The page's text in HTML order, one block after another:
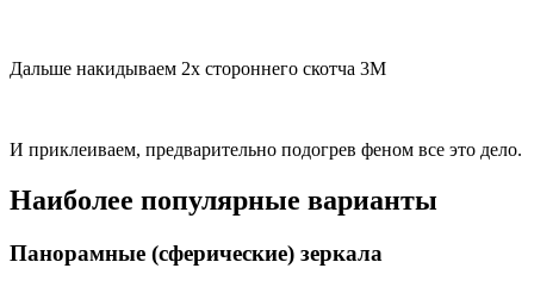
Дальше накидываем 2х стороннего скотча 3М
И приклеиваем, предварительно подогрев феном все это дело.
Наиболее популярные варианты
Панорамные (сферические) зеркала